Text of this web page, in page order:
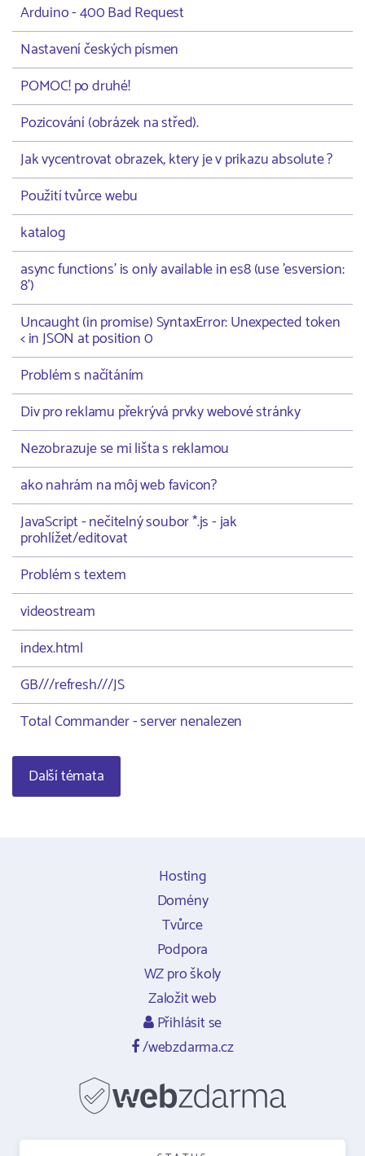
Arduino - 400 Bad Request
Nastavení českých písmen
POMOC! po druhé!
Pozicování (obrázek na střed).
Jak vycentrovat obrazek, ktery je v prikazu absolute ?
Použití tvůrce webu
katalog
async functions' is only available in es8 (use 'esversion:
8')
Uncaught (in promise) SyntaxError: Unexpected token
< in JSON at position 0
Problém s načítáním
Div pro reklamu překrývá prvky webové stránky
Nezobrazuje se mi lišta s reklamou
ako nahrám na môj web favicon?
JavaScript - nečitelný soubor *.js - jak
prohlížet/editovat
Problém s textem
videostream
index.html
GB///refresh///JS
Total Commander - server nenalezen
Další témata
Hosting
Domény
Tvůrce
Podpora
WZ pro školy
Založit web
Přihlásit se
/webzdarma.cz